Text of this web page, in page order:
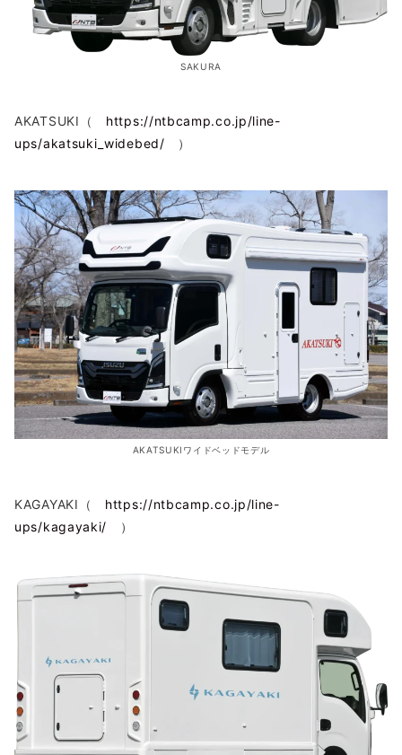
SAKURA
AKATSUKI（ https://ntbcamp.co.jp/line-
ups/akatsuki_widebed/ ）
AKATSUKIワイドベッドモデル
KAGAYAKI（ https://ntbcamp.co.jp/line-
ups/kagayaki/ ）